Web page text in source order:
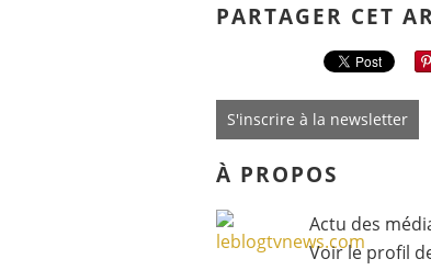
PARTAGER CET
S'inscrire à la newsletter
À PROPOS
Actu des
Voir le profil